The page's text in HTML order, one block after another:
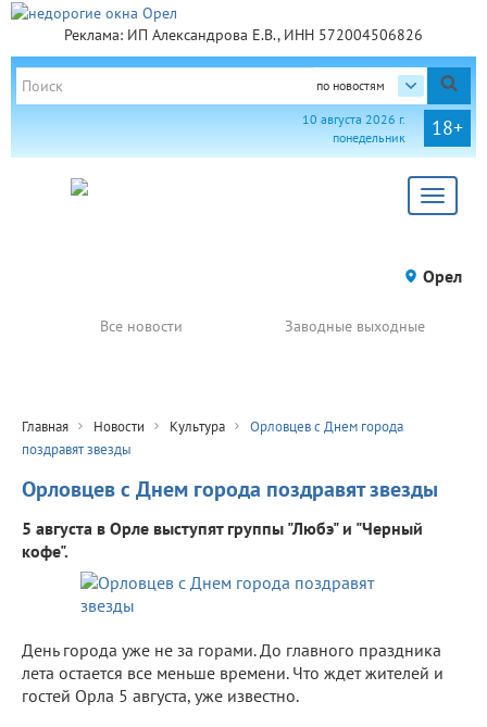
Реклама: ИП Александрова Е.В., ИНН 572004506826
по новостям
18+
10 августа 2026 г.
понедельник
Toggle
Орел
Все новости Заводные выходные
Главная Новости Культура
Орловцев с Днем города
поздравят звезды
Орловцев с Днем города поздравят звезды
5 августа в Орле выступят группы "Любэ" и "Черный
кофе".
День города уже не за горами. До главного праздника
лета остается все меньше времени. Что ждет жителей и
гостей Орла 5 августа, уже известно.